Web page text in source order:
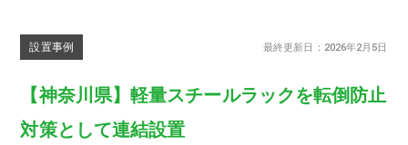
設置事例 最終更新日：2026年2月5日
【神奈川県】軽量スチールラックを転倒防止
対策として連結設置